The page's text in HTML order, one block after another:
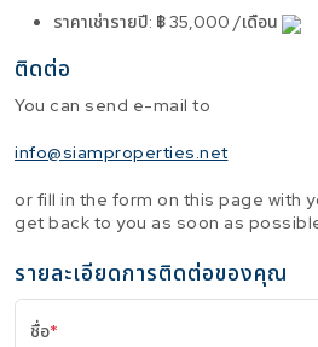
ราคาเช่ารายปี: ฿ 35,000 /เดือน
ติดต่อ
You can send e-mail to
info@siamproperties.net
or fill in the form on this page with
get back to you as soon as
รายละเอียดการติดต่อของคุณ
ชื่อ*